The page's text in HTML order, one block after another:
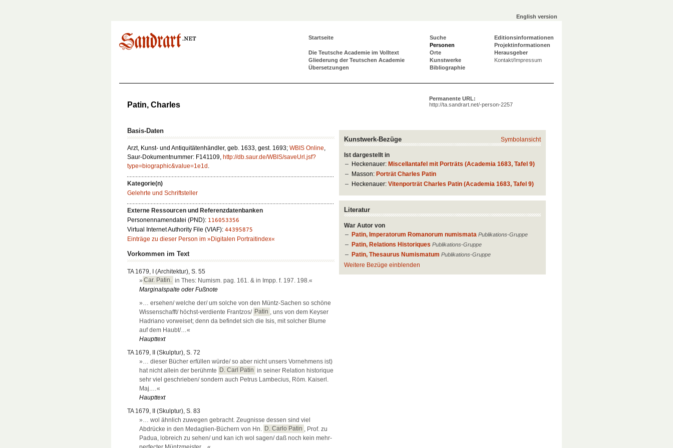
English version
Startseite
Die Teutsche Academie im Volltext
Gliederung der Teutschen Academie
Übersetzungen
Suche
Personen
Orte
Kunstwerke
Bibliographie
Editionsinformationen
Projektinformationen
Herausgeber
Kontakt/Impressum
Permanente URL:
http://ta.sandrart.net/-person-2257
Patin, Charles
Symbolansicht
Kunstwerk-Bezüge
Ist dargestellt in
Heckenauer: Miscellantafel mit Porträts (Academia 1683, Tafel 9)
Masson: Porträt Charles Patin
Heckenauer:Vitenporträt Charles Patin (Academia 1683, Tafel 9)
Literatur
War Autor von
Patin, Imperatorum Romanorum numismata Publikations-Gruppe
Patin, Relations Historiques Publikations-Gruppe
Patin, Thesaurus Numismatum Publikations-Gruppe
Weitere Bezüge einblenden
Basis-Daten
Arzt, Kunst- und Antiquitätenhändler, geb. 1633, gest. 1693; WBIS Online,
Saur-Dokumentnummer: F141109, http://db.saur.de/WBIS/saveUrl.jsf?
type=biographic&value=1e1d .
Kategorie(n)
Gelehrte und Schriftsteller
Externe Ressourcen und Referenzdatenbanken
Personennamendatei (PND): 116053356
Virtual Internet Authority File (VIAF): 44395875
Einträge zu dieser Person im »Digitalen Portraitindex«
Vorkommen im Text
TA 1679, I (Architektur), S. 55
» Car. Patin. in Thes: Numism. pag. 161. & in Impp. f. 197. 198.«
Marginalspalte oder Fußnote
»… ersehen/ welche der/ um solche von den Müntz-Sachen so schöne
Wissenschafft/ höchst-verdiente Frantzos/ Patin
, uns von dem Keyser
Hadriano vorweiset; denn da befindet sich die Isis, mit solcher Blume
auf dem Haubt/…«
Haupttext
TA 1679, II (Skulptur), S. 72
»… dieser Bücher erfüllen würde/ so aber nicht unsers Vornehmens ist)
hat nicht allein der berühmte D. Carl Patin in seiner Relation historique
sehr viel geschrieben/ sondern auch Petrus Lambecius, Röm. Kaiserl.
Maj.…«
Haupttext
TA 1679, II (Skulptur), S. 83
»… wol ähnlich zuwegen gebracht. Zeugnisse dessen sind viel
Abdrücke in den Medaglien-Büchern von Hn.
D. Carlo Patin
, Prof. zu
Padua, lobreich zu sehen/ und kan ich wol sagen/ daß noch kein mehr-